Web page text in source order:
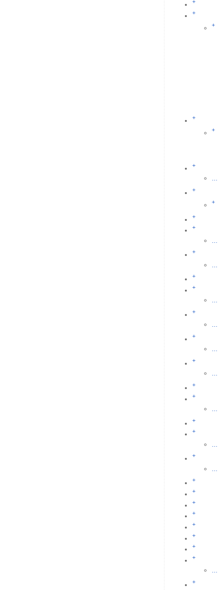
+
+
+
+
+
+
...
+
+
+
+
+
+
+
...
+
...
+
...
+
...
+
+
+
+
+
+
+
+
+
+
+
+
+
...
+